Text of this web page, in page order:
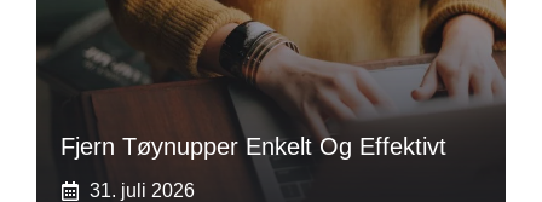
Fjern Tøynupper Enkelt Og Effektivt
31. juli 2026